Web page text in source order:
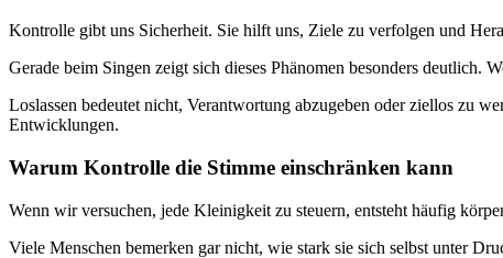
Kontrolle gibt uns Sicherheit. Sie hilft uns, Ziele zu verfolgen und
Gerade beim Singen zeigt sich dieses Phänomen besonders
Loslassen bedeutet nicht, Verantwortung abzugeben oder ziellos zu
Entwicklungen.
Warum Kontrolle die Stimme einschränken kann
Wenn wir versuchen, jede Kleinigkeit zu steuern, entsteht häufig
Viele Menschen bemerken gar nicht, wie stark sie sich selbst unter